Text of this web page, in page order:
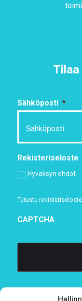
Sähköposti *
Rekisteriseloste
Hyväksyn ehdot
Tutustu
CAPTCHA